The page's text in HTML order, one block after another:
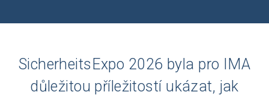
SicherheitsExpo 2026 byla pro IMA
důležitou příležitostí ukázat, jak